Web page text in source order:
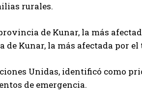
rurales.
de Kunar, la más
de Kunar, la más afectada por
Unidas, identificó como
de emergencia.